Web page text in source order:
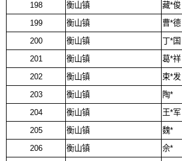
198
衡山镇
藏*俊
199
衡山镇
曹*德
200
衡山镇
丁*国
201
衡山镇
葛*祥
202
衡山镇
束*发
203
衡山镇
陶*
204
衡山镇
王*军
205
衡山镇
魏*
206
衡山镇
佘*